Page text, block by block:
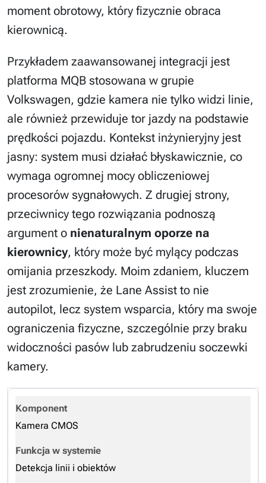
moment obrotowy, który fizycznie obraca
kierownicą.
Przykładem zaawansowanej integracji jest
platforma MQB stosowana w grupie
Volkswagen, gdzie kamera nie tylko widzi linie,
ale również przewiduje tor jazdy na podstawie
prędkości pojazdu. Kontekst inżynieryjny jest
jasny: system musi działać błyskawicznie, co
wymaga ogromnej mocy obliczeniowej
procesorów sygnałowych. Z drugiej strony,
przeciwnicy tego rozwiązania podnoszą
argument o nienaturalnym oporze na
kierownicy, który może być mylący podczas
omijania przeszkody. Moim zdaniem, kluczem
jest zrozumienie, że Lane Assist to nie
autopilot, lecz system wsparcia, który ma swoje
ograniczenia fizyczne, szczególnie przy braku
widoczności pasów lub zabrudzeniu soczewki
kamery.
Kamera CMOS
Detekcja linii i obiektów